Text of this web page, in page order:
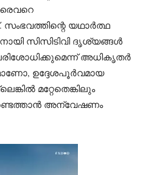
സംഭവത്തിന്റെ യഥാർത്ഥ
സിസിടിവി ദൃശ്യങ്ങൾ
അധികൃതർ
ഉദ്ദേശപൂർവമായ
മറ്റേതെങ്കിലും
അന്വേഷണം